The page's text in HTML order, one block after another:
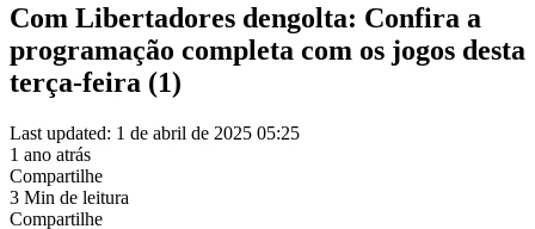
Com Libertadores dengolta: Confira a
programação completa com os jogos desta
terça-feira (1)
Last updated: 1 de abril de 2025 05:25
1 ano atrás
Compartilhe
3 Min de leitura
Compartilhe